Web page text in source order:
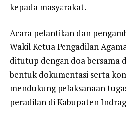
kepada masyarakat.
Acara pelantikan dan
Wakil Ketua Pengadilan
ditutup dengan doa bersama
bentuk dokumentasi serta
mendukung pelaksanaan
peradilan di Kabupaten